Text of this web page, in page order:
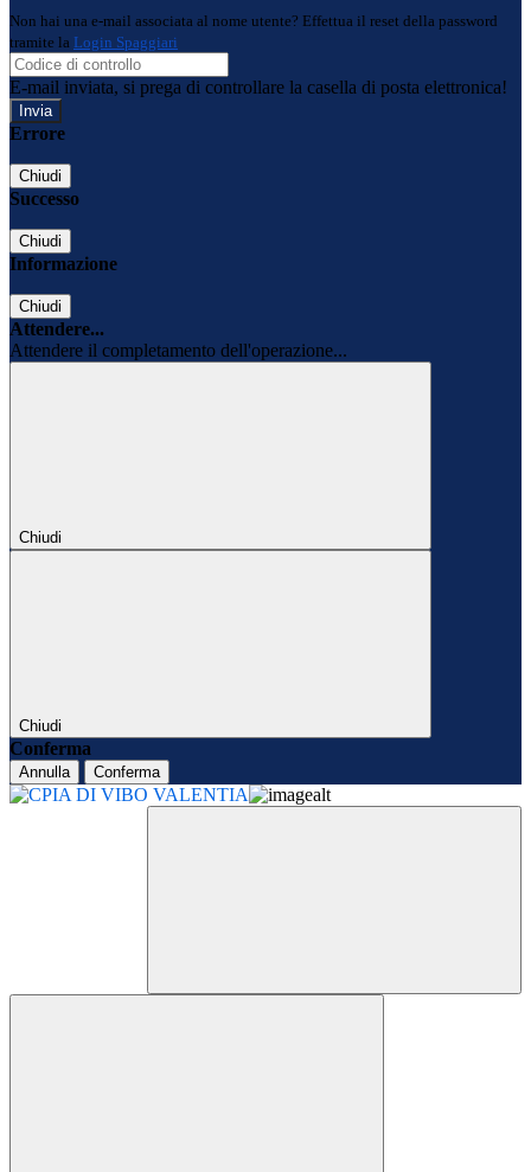
Non hai una e-mail associata al nome utente? Effettua il reset della password
tramite la Login Spaggiari
E-mail inviata, si prega di controllare la casella di posta elettronica!
Errore
Chiudi
Successo
Chiudi
Informazione
Chiudi
Attendere...
Attendere il completamento dell'operazione...
Chiudi
Chiudi
Conferma
Annulla Conferma